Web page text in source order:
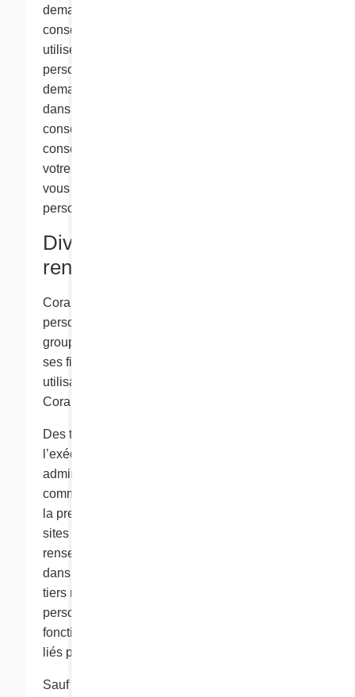
demanderons de nous transmettre votre
consentement explicite si nous devons recueillir,
utiliser ou divulguer vos renseignements
personnels. Normalement, nous vous
demandons votre consentement par écrit mais,
dans certains cas, nous pouvons accepter votre
consentement verbal. Parfois, votre
consentement peut être déduit implicitement de
votre comportement avec nous, comme lorsque
vous nous fournissez vos renseignements
personnels sur notre site Web.
Divulgation des
renseignements personnels
Cora peut partager vos renseignements
personnels au sein même du groupe Cora. Le
groupe Cora comprend Cora, ses franchisés,
ses filiales et ses sociétés affiliées. Toute
utilisation de ces renseignements par le groupe
Cora est conforme à la présente politique.
Des tiers peuvent être engagés par Cora pour
l’exécution de diverses fonctions
administratives, comme l’exécution de
commandes, la participation à des promotions et
la prestation de services techniques pour nos
sites Web. Ces tiers peuvent avoir accès à vos
renseignements personnels s’ils en ont besoin
dans l’exécution de ces fonctions. Toutefois, ces
tiers ne peuvent utiliser lesdits renseignements
personnels que pour l’exécution de telles
fonctions, et à aucune autre fin. Ces tiers sont
liés par la présente politique de confidentialité.
Sauf si cela fait l’objet d’une prescription